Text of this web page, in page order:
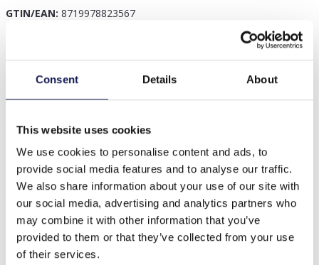
Consent Details About
This website uses cookies
We use cookies to personalise content and ads, to
provide social media features and to analyse our traffic.
We also share information about your use of our site with
our social media, advertising and analytics partners who
may combine it with other information that you’ve
provided to them or that they’ve collected from your use
of their services.
GTIN/EAN: 8719978823567
Maak kennis met de Q-D6.2 KEY1042-003 Pluche
charme en functionaliteit com…
Anderen kochten ook